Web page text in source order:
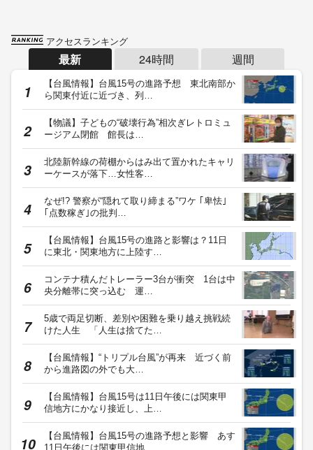
アクセスランキング
最新 24時間 週間
【台風情報】台風15号の進路予想 東北南部か
ら関東付近に近づき、列…
【物議】子どもの“破壊行為”相次ぎレトロミュ
ージアム閉館 館長は…
北陸新幹線の荷棚からはみ出て置かれたキャリ
ーケースが落下…女性客…
なぜ!? 警察が“隠れて取り締まる”ワケ ｢卑怯｣
｢点数稼ぎ｣の批判…
【台風情報】台風15号の進路と影響は？11日
に東北・関東地方に上陸す…
コンテナ積んだトレーラー3台が衝突 1台は中
央分離帯に突っ込む 運…
5歳で両足切断、差別や困難を乗り越え挑戦続
けた人生 「人生は捨てた…
【台風情報】“トリプル台風”が再来 近づく前
から進路図の外でも大…
【台風情報】台風15号は11日午後には関東甲
信地方にかなり接近し、上…
【台風情報】台風15号の進路予想と影響 あす
11日午後には関東甲信地…